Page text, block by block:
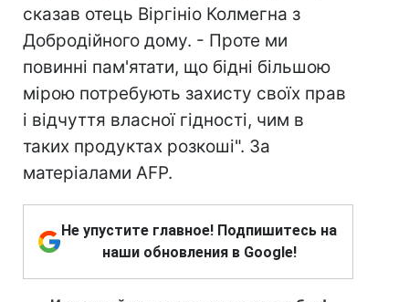
сказав отець Віргініо Колмегна з
Добродійного дому. - Проте ми
повинні пам'ятати, що бідні більшою
мірою потребують захисту своїх прав
і відчуття власної гідності, чим в
таких продуктах розкоші". За
матеріалами AFP.
Не упустите главное! Подпишитесь на
наши обновления в Google!